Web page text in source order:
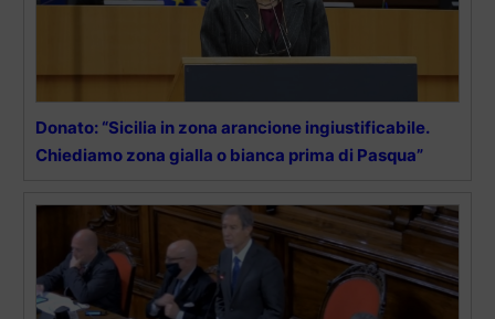
Donato: “Sicilia in zona arancione ingiustificabile.
Chiediamo zona gialla o bianca prima di Pasqua”